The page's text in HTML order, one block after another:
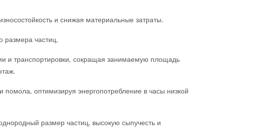
и снижая материальные затраты.
размера частиц.
и транспортировки, сокращая занимаемую площадь
оптимизируя энергопотребление в часы низкой
размер частиц, высокую сыпучесть и